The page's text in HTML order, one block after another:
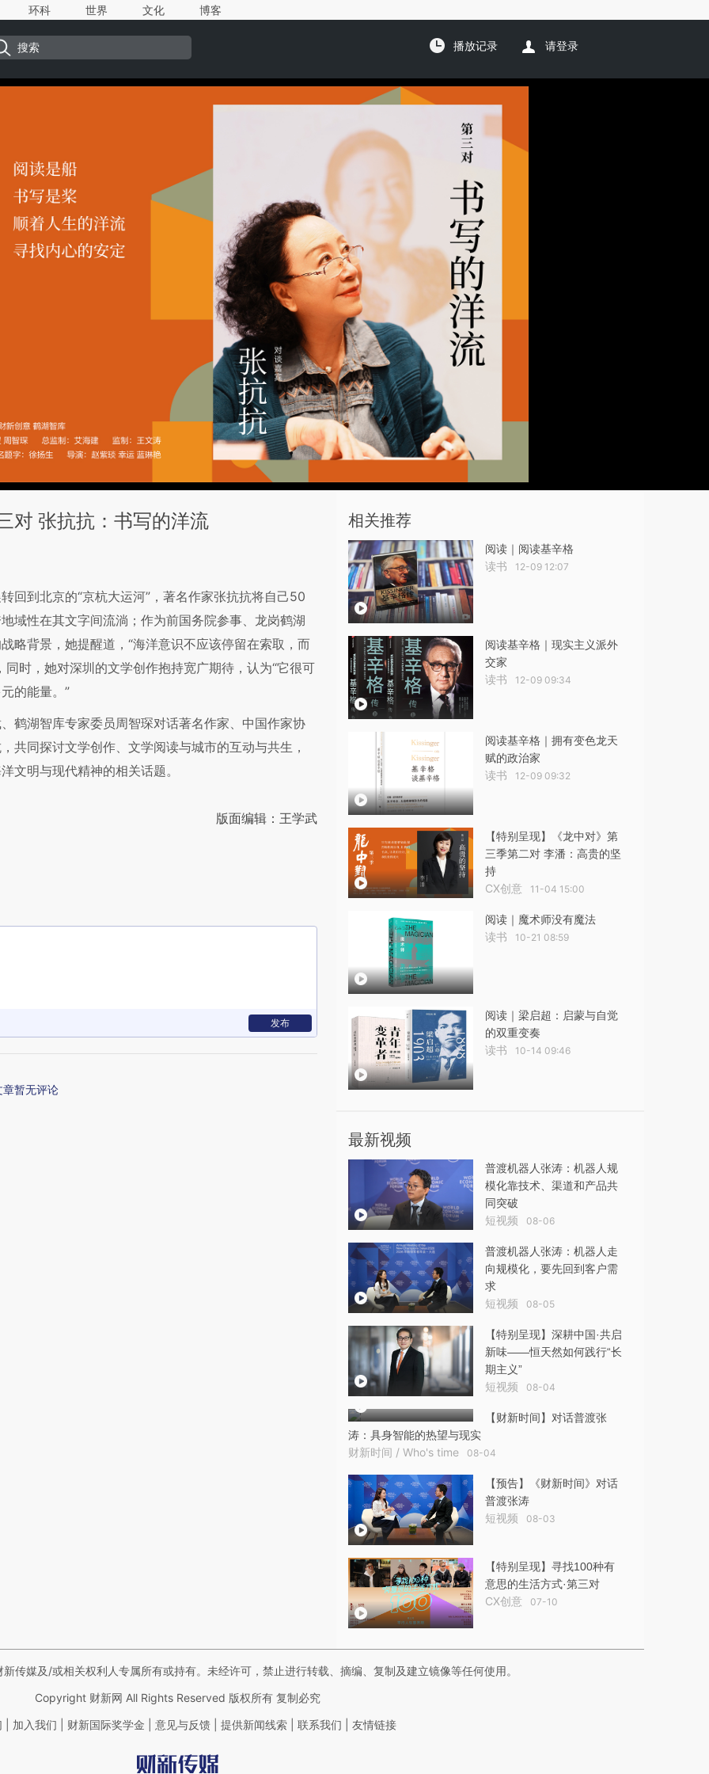
环科 世界 文化 博客
播放记录 请登录
对 张抗抗：书写的洋流
回到北京的“京杭大运河”，著名作家张抗抗将自己50
域性在其文字间流淌；作为前国务院参事、龙岗鹤湖
略背景，她提醒道，“海洋意识不应该停留在索取，而
时，她对深圳的文学创作抱持宽广期待，认为“它很可
的能量。”
鹤湖智库专家委员周智琛对话著名作家、中国作家协
共同探讨文学创作、文学阅读与城市的互动与共生，
文明与现代精神的相关话题。
版面编辑：王学武
发布
章暂无评论
相关推荐
阅读｜阅读基辛格
读书 12-09 12:07
阅读基辛格｜现实主义派外
交家
读书 12-09 09:34
阅读基辛格｜拥有变色龙天
赋的政治家
读书 12-09 09:32
【特别呈现】《龙中对》第
三季第二对 李潘：高贵的坚
持
CX创意 11-04 15:00
阅读｜魔术师没有魔法
读书 10-21 08:59
阅读｜梁启超：启蒙与自觉
的双重变奏
读书 10-14 09:46
最新视频
普渡机器人张涛：机器人规
模化靠技术、渠道和产品共
同突破
短视频 08-06
普渡机器人张涛：机器人走
向规模化，要先回到客户需
求
短视频 08-05
【特别呈现】深耕中国·共启
新味——恒天然如何践行“长
期主义”
短视频 08-04
【财新时间】对话普渡张
涛：具身智能的热望与现实
财新时间 / Who's time 08-04
【预告】《财新时间》对话
普渡张涛
短视频 08-03
【特别呈现】寻找100种有
意思的生活方式·第三对
CX创意 07-10
传媒及/或相关权利人专属所有或持有。未经许可，禁止进行转载、摘编、复制及建立镜像等任何使用。
Copyright 财新网 All Rights Reserved 版权所有 复制必究
加入我们 财新国际奖学金 意见与反馈 提供新闻线索 联系我们 友情链接